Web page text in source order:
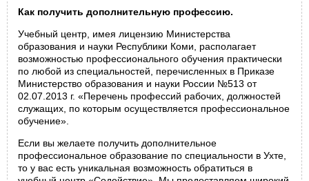
Как получить дополнительную профессию.
Учебный центр, имея лицензию Министерства
образования и науки Республики Коми, располагает
возможностью профессионального обучения практически
по любой из специальностей, перечисленных в Приказе
Министерство образования и науки России №513 от
02.07.2013 г. «Перечень профессий рабочих, должностей
служащих, по которым осуществляется профессиональное
обучение».
Если вы желаете получить дополнительное
профессиональное образование по специальности в Ухте,
то у вас есть уникальная возможность обратиться в